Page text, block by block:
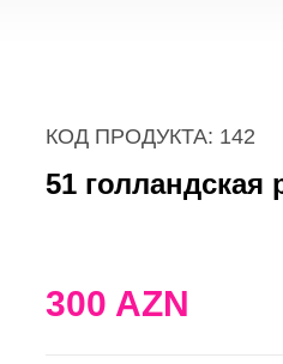
КОД ПРОДУКТА: 142
51 голландская
300 AZN